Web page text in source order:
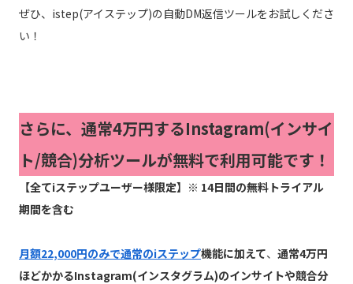
ぜひ、istep(アイステップ)の自動DM返信ツールをお試しくださ
い！
さらに、通常4万円するInstagram(インサイ
ト/競合)分析ツールが無料で利用可能です！
【全てiステップユーザー様限定】※ 14日間の無料トライアル
期間を含む
月額22,000円のみで通常のiステップ機能に加えて、 通常4万円
ほどかかるInstagram(インスタグラム)のインサイトや競合分